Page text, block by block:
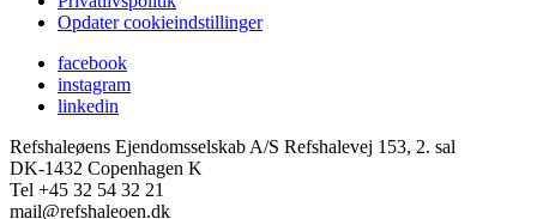
Opdater cookieindstillinger
facebook
instagram
linkedin
Refshaleøens Ejendomsselskab A/S Refshalevej 153, 2. sal
DK-1432 Copenhagen K
Tel +45 32 54 32 21
mail@refshaleoen.dk